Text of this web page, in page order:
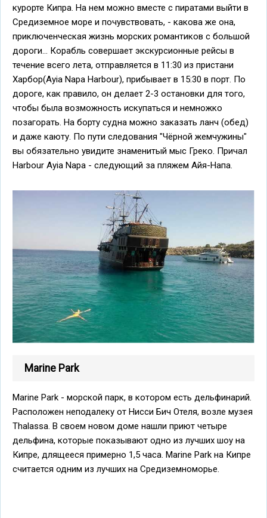
курорте Кипра. На нем можно вместе с пиратами выйти в
Средиземное море и почувствовать, - какова же она,
приключенческая жизнь морских романтиков с большой
дороги... Корабль совершает экскурсионные рейсы в
течение всего лета, отправляется в 11:30 из пристани
Харбор(Ayia Napa Harbour), прибывает в 15:30 в порт. По
дороге, как правило, он делает 2-3 остановки для того,
чтобы была возможность искупаться и немножко
позагорать. На борту судна можно заказать ланч (обед)
и даже каюту. По пути следования "Чёрной жемчужины"
вы обязательно увидите знаменитый мыс Греко. Причал
Harbour Ayia Napa - следующий за пляжем Айя-Напа.
Marine Park
Marine Park - морской парк, в котором есть дельфинарий.
Расположен неподалеку от Нисси Бич Отеля, возле музея
Thalassa. В своем новом доме нашли приют четыре
дельфина, которые показывают одно из лучших шоу на
Кипре, длящееся примерно 1,5 часа. Marine Park на Кипре
считается одним из лучших на Средиземноморье.